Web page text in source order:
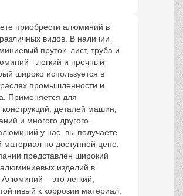
приобрести алюминий в
видов. В наличии
пруток, лист, труба и
- легкий и прочный
широко используется в
промышленности и
Применяется для
конструкций, деталей машин,
и многого другого.
у нас, вы получаете
материал по доступной цене.
представлен широкий
изделий в
– это легкий,
к коррозии материал,